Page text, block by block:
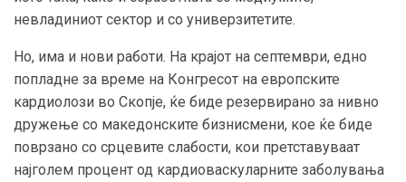
невладиниот сектор и со универзитетите.
Но, има и нови работи. На крајот на септември, едно
попладне за време на Конгресот на европските
кардиолози во Скопје, ќе биде резервирано за нивно
дружење со македонските бизнисмени, кое ќе биде
поврзано со срцевите слабости, кои претставуваат
најголем процент од кардиоваскуларните заболувања